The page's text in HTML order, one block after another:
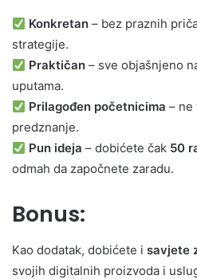
Konkretan – bez praznih
strategije.
Praktičan – sve objašnjeno
uputama.
Prilagođen početnicima – ne
predznanje.
Pun ideja – dobićete čak 50
odmah da započnete zaradu.
Bonus:
Kao dodatak, dobićete i savjete
svojih digitalnih proizvoda i